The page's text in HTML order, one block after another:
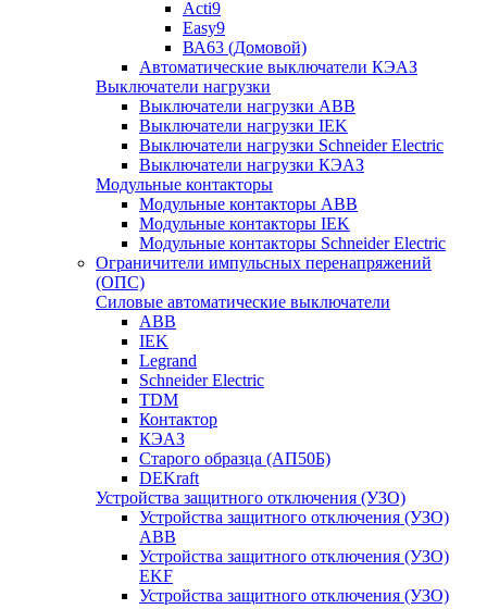
Acti9
Easy9
ВА63 (Домовой)
Автоматические выключатели КЭАЗ
Выключатели нагрузки
Выключатели нагрузки ABB
Выключатели нагрузки IEK
Выключатели нагрузки Schneider Electric
Выключатели нагрузки КЭАЗ
Модульные контакторы
Модульные контакторы ABB
Модульные контакторы IEK
Модульные контакторы Schneider Electric
Ограничители импульсных перенапряжений
(ОПС)
Силовые автоматические выключатели
ABB
IEK
Legrand
Schneider Electric
TDM
Контактор
КЭАЗ
Старого образца (АП50Б)
DEKraft
Устройства защитного отключения (УЗО)
Устройства защитного отключения (УЗО)
ABB
Устройства защитного отключения (УЗО)
EKF
Устройства защитного отключения (УЗО)